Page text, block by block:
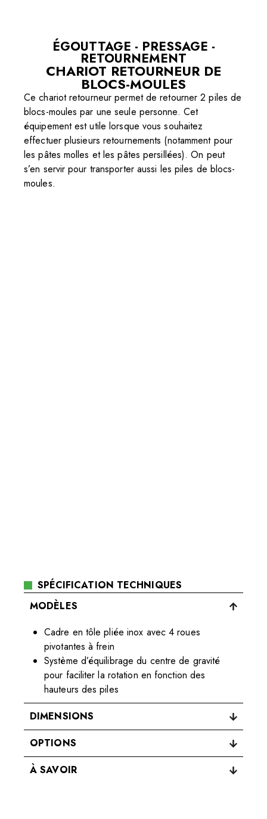
ÉGOUTTAGE - PRESSAGE -
RETOURNEMENT
CHARIOT RETOURNEUR DE
BLOCS-MOULES
Ce chariot retourneur permet de retourner 2 piles de
blocs-moules par une seule personne. Cet
équipement est utile lorsque vous souhaitez
effectuer plusieurs retournements (notamment pour
les pâtes molles et les pâtes persillées). On peut
s’en servir pour transporter aussi les piles de blocs-
moules.
SPÉCIFICATION TECHNIQUES
MODÈLES
Cadre en tôle pliée inox avec 4 roues
pivotantes à frein
Système d’équilibrage du centre de gravité
pour faciliter la rotation en fonction des
hauteurs des piles
DIMENSIONS
OPTIONS
À SAVOIR